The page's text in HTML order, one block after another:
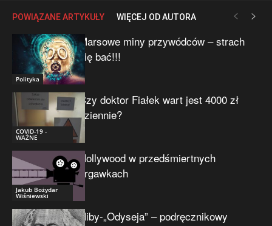
POWIĄZANE ARTYKUŁY WIĘCEJ OD AUTORA
Polityka
Marsowe miny przywódców – strach
się bać!!!
COVID-19 -
WAŻNE
Czy doktor Fiałek wart jest 4000 zł
dziennie?
Jakub Bożydar
Wiśniewski
Hollywood w przedśmiertnych
drgawkach
Niby-„Odyseja” – podręcznikowy